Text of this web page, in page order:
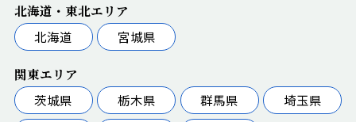
北海道・東北エリア
北海道
宮城県
関東エリア
茨城県
栃木県 群馬県
埼玉県